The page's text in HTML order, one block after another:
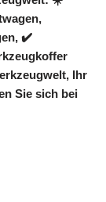
✔️
Ihr
Sie sich bei